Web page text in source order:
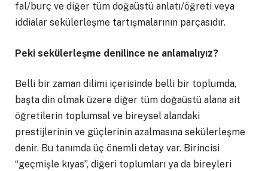
fal/burç ve diğer tüm doğaüstü anlatı/öğreti veya
iddialar sekülerleşme tartışmalarının parçasıdır.
Peki sekülerleşme denilince ne anlamalıyız?
Belli bir zaman dilimi içerisinde belli bir toplumda,
başta din olmak üzere diğer tüm doğaüstü alana ait
öğretilerin toplumsal ve bireysel alandaki
prestijlerinin ve güçlerinin azalmasına sekülerleşme
denir. Bu tanımda üç önemli detay var. Birincisi
“geçmişle kıyas”, diğeri toplumları ya da bireyleri